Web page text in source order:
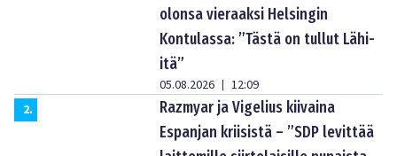
olonsa vieraaksi Helsingin
Kontulassa: ”Tästä on tullut Lähi-
itä”
05.08.2026 | 12:09
2.
Razmyar ja Vigelius kiivaina
Espanjan kriisistä – ”SDP levittää